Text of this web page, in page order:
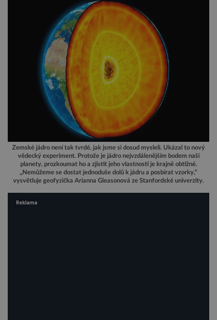
Zemské jádro není tak tvrdé, jak jsme si dosud mysleli. Ukázal to nový
vědecký experiment. Protože je jádro nejvzdálenějším bodem naší
planety, prozkoumat ho a zjistit jeho vlastnosti je krajně obtížné.
„Nemůžeme se dostat jednoduše dolů k jádru a posbírat vzorky,“
vysvětluje geofyzička Arianna Gleasonová ze Stanfordské univerzity.
Reklama